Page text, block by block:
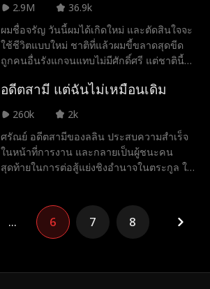
ฟุ่มเฟือยในโชว์รูม 4S อย่างลืมตัว ไพลินกลับ
เยินยอส่งเสริมเขา สุดท้ายพนักงานยื่นใบเสร็จ
มูลค่าหนึ่งร้อยล้านออกมา ไพลินกลับปฏิเสธ
การจ่ายเงินอย่างหนักแน่นทำให้ครอบครัว
2.9M
36.9k
ผมชื่อจรัญ วันนี้ผมได้เกิดใหม่ และตัดสินใจจะ
ใช้ชีวิตแบบใหม่ ชาติที่แล้วผมขี้ขลาดสุดขีด
ถูกคนอื่นรังแกจนแทบไม่มีศักดิ์ศรี แต่ชาตินี้
เสิร์ฟในร้านอาหาร สู่เจ้าพ่อใต้ดิน เขาซัดศัตรู
พ่อตาของจักรพรรดิใต้ดิน สรุปแล้ว หลักการมี
ข้อเดียว คนของผม ใครกล้าแตะ ผมจะทำให้
มันอยู่ในเมืองนี้ไม่ได้ หลังจากจรัญเปลี่ยนจาก
คนขี้ขลาดเป็นคนโหด เขาถึงได้รู้ว่า เมื่อคุณ
อดีตสามี แต่ฉันไม่เหมือนเดิม
260k
2k
ศรัณย์ อดีตสามีของลลิน ประสบความสำเร็จ
ในหน้าที่การงาน และกลายเป็นผู้ชนะคน
สุดท้ายในการต่อสู้แย่งชิงอำนาจในตระกูล ใน
บังคับให้เธอกลับมาแต่งงานกับเขาอีกครั้ง ใน
ตอนนั้นลลินขึ้นชื่อว่าเป็นเด็กสาวหัวอ่อน
ฟังคำสั่งของที่บ้านให้ทิ้งเขาไป แต่ความจริง
... 6 7 8